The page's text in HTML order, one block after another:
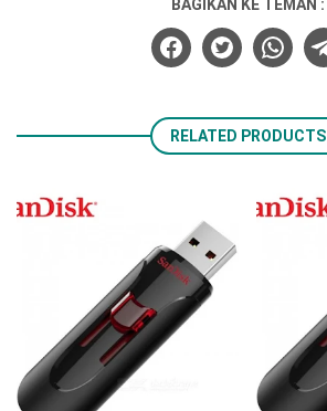
BAGIKAN KE TEMAN :
RELATED PRODUCTS